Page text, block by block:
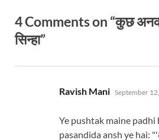
4 Comments on “कुछ
सिन्हा”
Ravish Mani says:
September
Ye pushtak maine padhi
pasandida ansh ye hai: